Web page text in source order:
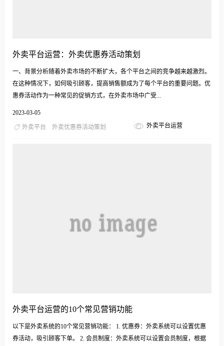
外卖平台运营：外卖优惠券活动策划
一、背景分析随着外卖市场的不断扩大，各个平台之间的竞争越来越激烈。
在这种情况下，如何吸引顾客，提高销售额成为了每个平台的重要问题。优
惠券活动作为一种常见的促销方式，在外卖市场中广受...
2023-03-05
外卖平台 外卖优惠券活动策划 外卖平台运营
外卖平台运营的10个常见营销功能
以下是外卖系统的10个常见营销功能： 1. 优惠券：外卖系统可以设置优惠
券活动，吸引顾客下单。 2. 会员制度：外卖系统可以设置会员制度，根据